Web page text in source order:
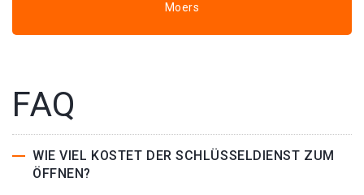
Moers
FAQ
WIE VIEL KOSTET DER SCHLÜSSELDIENST ZUM
ÖFFNEN?